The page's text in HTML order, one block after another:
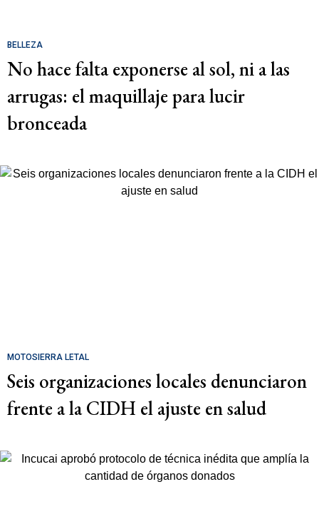
BELLEZA
No hace falta exponerse al sol, ni a las
arrugas: el maquillaje para lucir
bronceada
MOTOSIERRA LETAL
Seis organizaciones locales denunciaron
frente a la CIDH el ajuste en salud